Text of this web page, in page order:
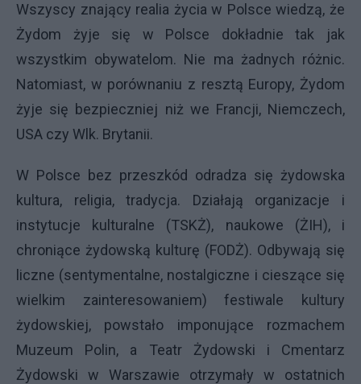
Wszyscy znający realia życia w Polsce wiedzą, że
Żydom żyje się w Polsce dokładnie tak jak
wszystkim obywatelom. Nie ma żadnych różnic.
Natomiast, w porównaniu z resztą Europy, Żydom
żyje się bezpieczniej niż we Francji, Niemczech,
USA czy Wlk. Brytanii.
W Polsce bez przeszkód odradza się żydowska
kultura, religia, tradycja. Działają organizacje i
instytucje kulturalne (TSKŻ), naukowe (ŻIH), i
chroniące żydowską kulturę (FODŻ). Odbywają się
liczne (sentymentalne, nostalgiczne i cieszące się
wielkim zainteresowaniem) festiwale kultury
żydowskiej, powstało imponujące rozmachem
Muzeum Polin, a Teatr Żydowski i Cmentarz
Żydowski w Warszawie otrzymały w ostatnich